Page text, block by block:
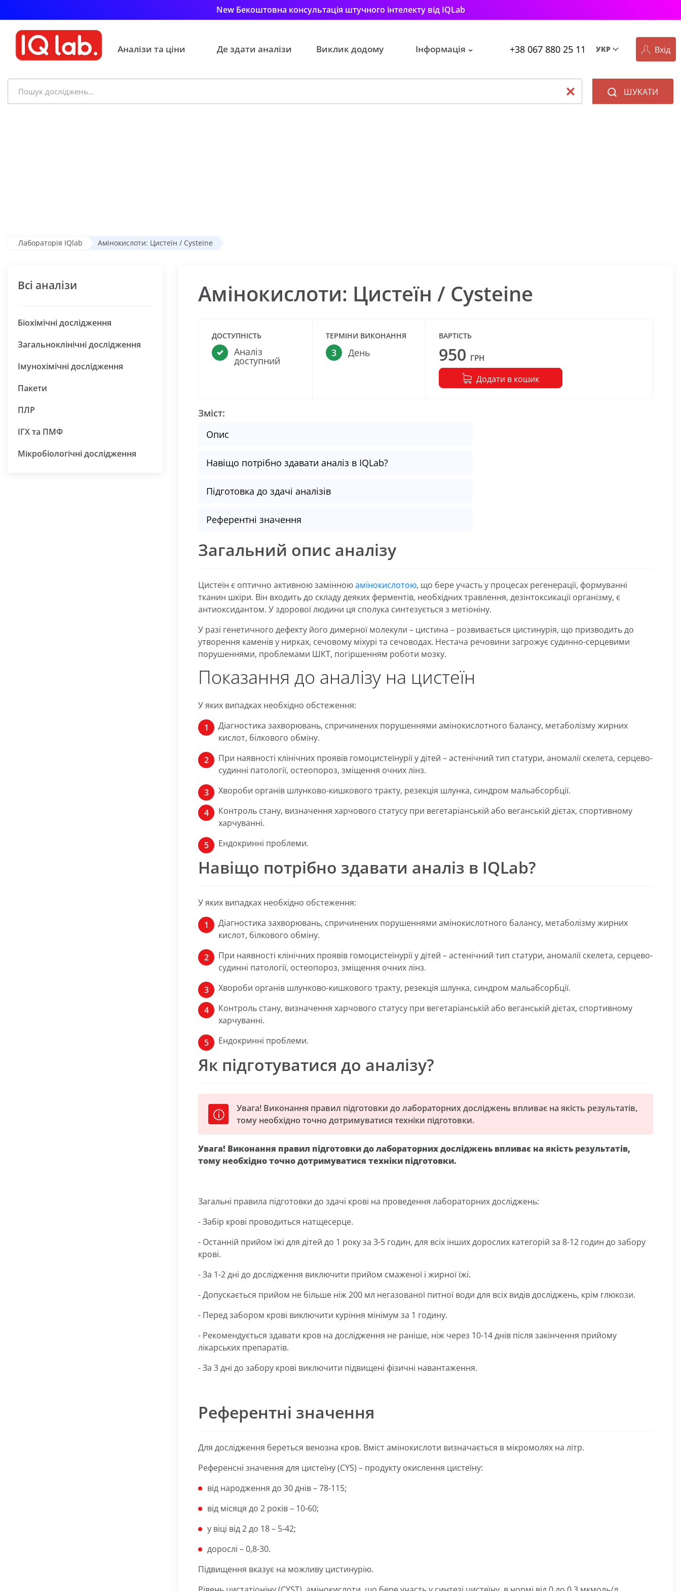
New Бекоштовна консультація штучного інтелекту від IQLab
Аналізи та ціни Де здати аналізи Виклик додому Інформація +38 067 880 25 11
УКР
Вхід
ШУКАТИ
Лабораторія IQlab Амінокислоти: Цистеїн / Cysteine
Всі аналізи
Біохімічні дослідження
Загальноклінічні дослідження
Імунохімічні дослідження
Пакети
ПЛР
ІГХ та ПМФ
Мікробіологічні дослідження
Амінокислоти: Цистеїн / Cysteine
ДОСТУПНІСТЬ
Аналіз
доступний
ТЕРМІНИ ВИКОНАННЯ
3 День
ВАРТІСТЬ
950 ГРН
Додати в кошик
Зміст:
Опис
Навіщо потрібно здавати аналіз в IQLab?
Підготовка до здачі аналізів
Референтні значення
Загальний опис аналізу
Цистеїн є оптично активною замінноюамінокислотою, що бере участь у процесах регенерації, формуванні
тканин шкіри. Він входить до складу деяких ферментів, необхідних травлення, дезінтоксикації організму, є
антиоксидантом. У здорової людини ця сполука синтезується з метіоніну.
У разі генетичного дефекту його димерної молекули – цистина – розвивається цистинурія, що призводить до
утворення каменів у нирках, сечовому міхурі та сечоводах. Нестача речовини загрожує судинно-серцевими
порушеннями, проблемами ШКТ, погіршенням роботи мозку.
Показання до аналізу на цистеїн
У яких випадках необхідно обстеження:
Діагностика захворювань, спричинених порушеннями амінокислотного балансу, метаболізму жирних
кислот, білкового обміну.
При наявності клінічних проявів гомоцистеїнурії у дітей – астенічний тип статури, аномалії скелета, серцево-
судинні патології, остеопороз, зміщення очних лінз.
Хвороби органів шлунково-кишкового тракту, резекція шлунка, синдром мальабсорбції.
Контроль стану, визначення харчового статусу при вегетаріанській або веганській дієтах, спортивному
харчуванні.
Ендокринні проблеми.
Навіщо потрібно здавати аналіз в IQLab?
У яких випадках необхідно обстеження:
Діагностика захворювань, спричинених порушеннями амінокислотного балансу, метаболізму жирних
кислот, білкового обміну.
При наявності клінічних проявів гомоцистеїнурії у дітей – астенічний тип статури, аномалії скелета, серцево-
судинні патології, остеопороз, зміщення очних лінз.
Хвороби органів шлунково-кишкового тракту, резекція шлунка, синдром мальабсорбції.
Контроль стану, визначення харчового статусу при вегетаріанській або веганській дієтах, спортивному
харчуванні.
Ендокринні проблеми.
Як підготуватися до аналізу?
Увага! Виконання правил підготовки до лабораторних досліджень впливає на якість результатів,
тому необхідно точно дотримуватися техніки підготовки.
Увага! Виконання правил підготовки до лабораторних досліджень впливає на якість результатів,
тому необхідно точно дотримуватися техніки підготовки.
Загальні правила підготовки до здачі крові на проведення лабораторних досліджень:
- Забір крові проводиться натщесерце.
- Останній прийом їжі для дітей до 1 року за 3-5 годин, для всіх інших дорослих категорій за 8-12 годин до забору
крові.
- За 1-2 дні до дослідження виключити прийом смаженої і жирної їжі.
- Допускається прийом не більше ніж 200 мл негазованої питної води для всіх видів досліджень, крім глюкози.
- Перед забором крові виключити куріння мінімум за 1 годину.
- Рекомендується здавати кров на дослідження не раніше, ніж через 10-14 днів після закінчення прийому
лікарських препаратів.
- За 3 дні до забору крові виключити підвищені фізичні навантаження.
Референтні значення
Для дослідження береться венозна кров. Вміст амінокислоти визначається в мікромолях на літр.
Референсні значення для цистеїну (CYS) – продукту окислення цистеїну:
від народження до 30 днів – 78-115;
від місяця до 2 років – 10-60;
у віці від 2 до 18 – 5-42;
дорослі – 0,8-30.
Підвищення вказує на можливу цистинурію.